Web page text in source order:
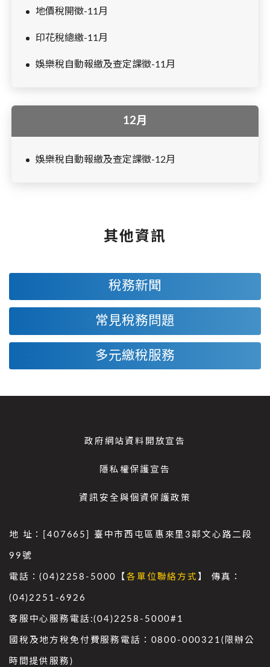
地價稅開徵-11月
印花稅總繳-11月
娛樂稅自動報繳及查定課徵-11月
12月
娛樂稅自動報繳及查定課徵-12月
其他資訊
稅務新聞
常見稅務問題
多元繳稅服務
政府網站資料開放宣告
隱私權保護宣告
資訊安全與個資保護政策
地 址：[407665] 臺中市西屯區惠來里3鄰文心路二段
99號
電話：(04)2258-5000【各單位聯絡方式 】 傳真：
(04)2251-6926
客服中心服務電話:(04)2258-5000#1
國稅及地方稅免付費服務電話：0800-000321(限辦公
時間提供服務)